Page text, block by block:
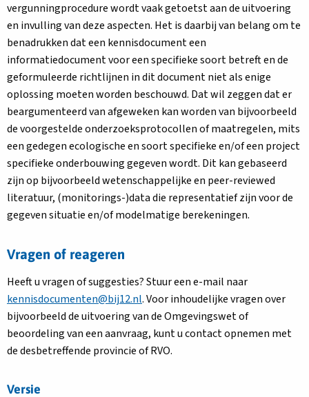
vergunningprocedure wordt vaak getoetst aan de uitvoering
en invulling van deze aspecten. Het is daarbij van belang om te
benadrukken dat een kennisdocument een
informatiedocument voor een specifieke soort betreft en de
geformuleerde richtlijnen in dit document niet als enige
oplossing moeten worden beschouwd. Dat wil zeggen dat er
beargumenteerd van afgeweken kan worden van bijvoorbeeld
de voorgestelde onderzoeksprotocollen of maatregelen, mits
een gedegen ecologische en soort specifieke en/of een project
specifieke onderbouwing gegeven wordt. Dit kan gebaseerd
zijn op bijvoorbeeld wetenschappelijke en peer-reviewed
literatuur, (monitorings-)data die representatief zijn voor de
gegeven situatie en/of modelmatige berekeningen.
Vragen of reageren
Heeft u vragen of suggesties? Stuur een e-mail naar
kennisdocumenten@bij12.nl. Voor inhoudelijke vragen over
bijvoorbeeld de uitvoering van de Omgevingswet of
beoordeling van een aanvraag, kunt u contact opnemen met
de desbetreffende provincie of RVO.
Versie